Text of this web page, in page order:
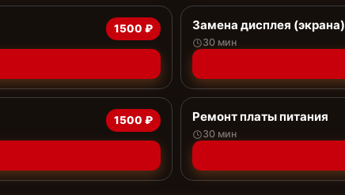
1500 ₽ Замена дисплея (экрана)
30 мин
1500 ₽ Ремонт платы питания
30 мин